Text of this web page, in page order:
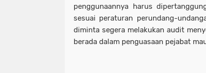
penggunaannya harus
sesuai peraturan perundang-
diminta segera melakukan audit
berada dalam penguasaan pejabat